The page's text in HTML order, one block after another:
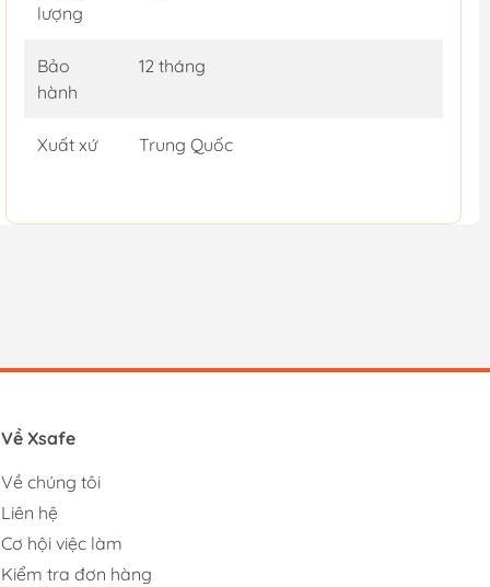
lượng
Bảo
hành
12 tháng
Xuất xứ Trung Quốc
Về Xsafe
Về chúng tôi
Liên hệ
Cơ hội việc làm
Kiểm tra đơn hàng